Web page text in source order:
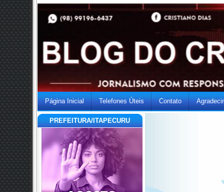
Página Inicial Telefones Úteis Contato
PREFEITURA/ITAPECURU